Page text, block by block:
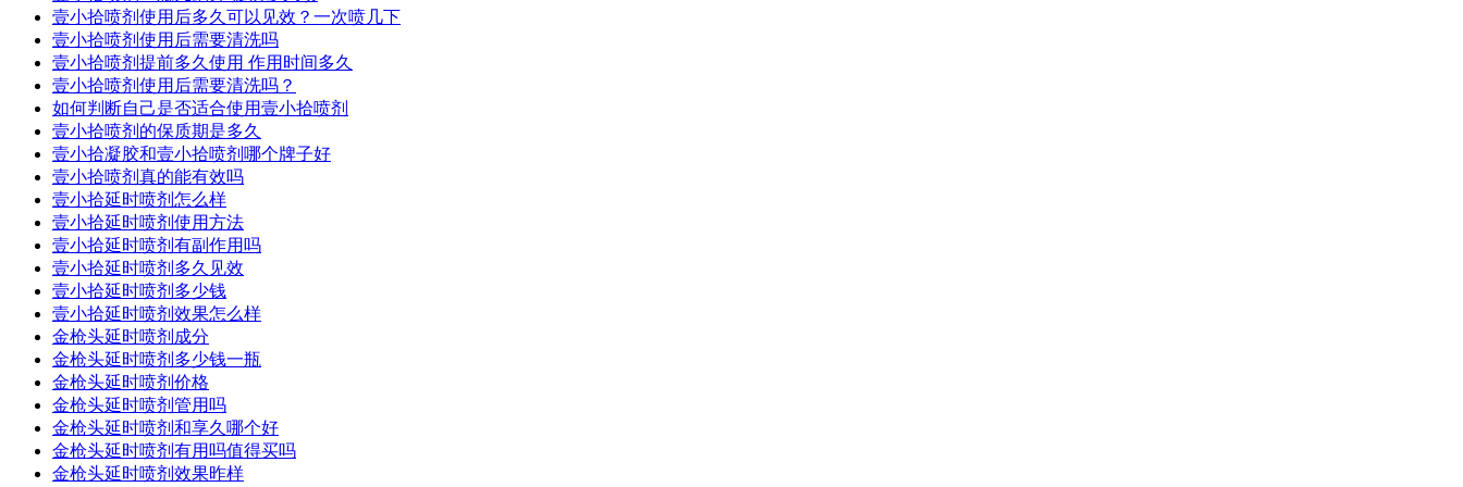
壹小拾喷剂使用后多久可以见效？一次喷几下
壹小拾喷剂使用后需要清洗吗
壹小拾喷剂提前多久使用 作用时间多久
壹小拾喷剂使用后需要清洗吗？
如何判断自己是否适合使用壹小拾喷剂
壹小拾喷剂的保质期是多久
壹小拾凝胶和壹小拾喷剂哪个牌子好
壹小拾喷剂真的能有效吗
壹小拾延时喷剂怎么样
壹小拾延时喷剂使用方法
壹小拾延时喷剂有副作用吗
壹小拾延时喷剂多久见效
壹小拾延时喷剂多少钱
壹小拾延时喷剂效果怎么样
金枪头延时喷剂成分
金枪头延时喷剂多少钱一瓶
金枪头延时喷剂价格
金枪头延时喷剂管用吗
金枪头延时喷剂和享久哪个好
金枪头延时喷剂有用吗值得买吗
金枪头延时喷剂效果昨样